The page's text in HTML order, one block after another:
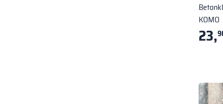
KOMO
23,